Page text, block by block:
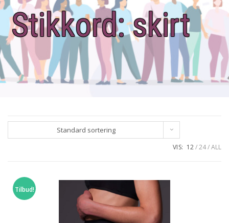
Stikkord:skirt
Standard sortering
VIS: 12 24 ALL
Tilbud!